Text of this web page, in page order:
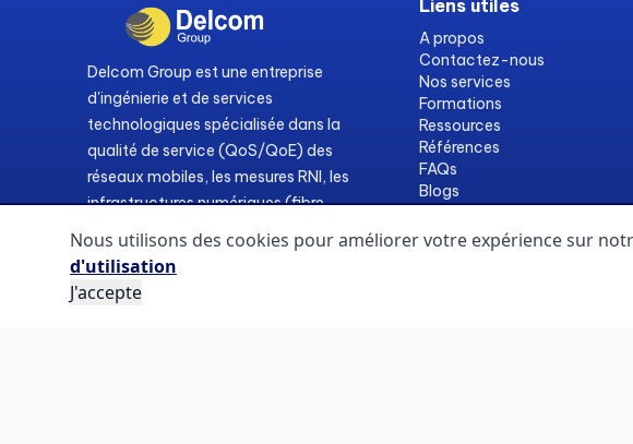
Delcom Group est une entreprise
d'ingénierie et de services
technologiques spécialisée dans la
qualité de service (QoS/QoE) des
réseaux mobiles, les mesures RNI, les
infrastructures numériques (fibre
optique, IoT), la formation ainsi que
dans les conseils et audits.
Liens utiles
A propos
Contactez-nous
Nos services
Formations
Ressources
Références
FAQs
Blogs
Nous utilisons des cookies pour améliorer votre expérience sur
d'utilisation
J'accepte